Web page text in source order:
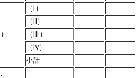
（i）
（ii）
（iii）
（iv）
小計